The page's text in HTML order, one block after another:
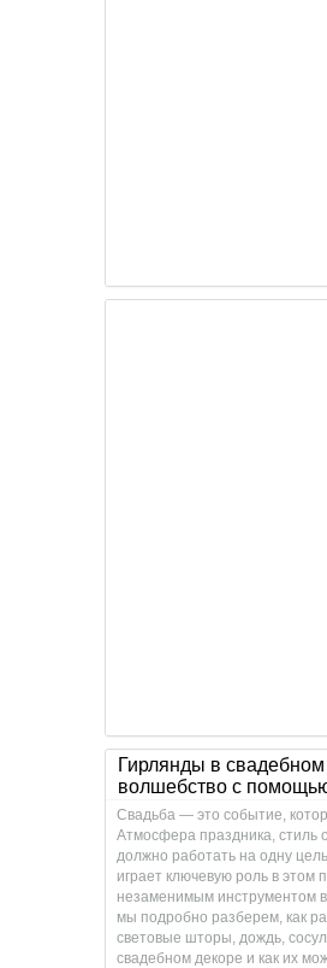
Гирлянды в свадебном
волшебство с
Свадьба — это событие,
Атмосфера праздника,
должно работать на одну
играет ключевую роль в этом
незаменимым инструментом
мы подробно разберем, как
световые шторы, дождь,
свадебном декоре и как их